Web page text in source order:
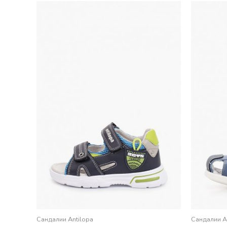
Сандалии Antilopa Сандалии